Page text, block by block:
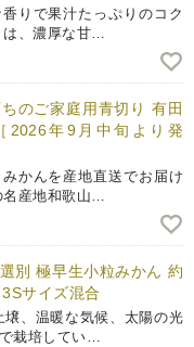
りで果汁たっぷりのコク
は、濃厚な甘…
のご家庭用青切り 有田
2026年9月中旬より発
かんを産地直送でお届け
名産地和歌山…
別 極早生小粒みかん 約
サイズ混合
、温暖な気候、太陽の光
栽培してい…